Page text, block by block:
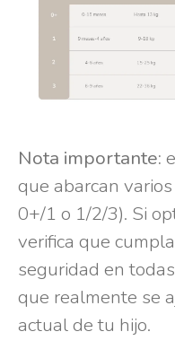
Nota importante:
que abarcan
0+/1 o 1/2/3). Si
verifica que
seguridad en
que realmente se
actual de tu hijo.